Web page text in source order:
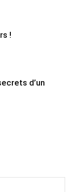
!
d’un